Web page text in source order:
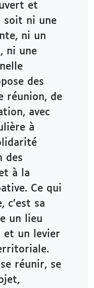
et
soit ni une
ni un
ni une
des
réunion, de
avec
à
des
à la
Ce qui
c’est sa
un lieu
et un levier
réunir, se